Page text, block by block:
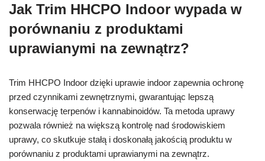
Jak Trim HHCPO Indoor wypada w
porównaniu z produktami
uprawianymi na zewnątrz?
Trim HHCPO Indoor dzięki uprawie indoor zapewnia ochronę
przed czynnikami zewnętrznymi, gwarantując lepszą
konserwację terpenów i kannabinoidów. Ta metoda uprawy
pozwala również na większą kontrolę nad środowiskiem
uprawy, co skutkuje stałą i doskonałą jakością produktu w
porównaniu z produktami uprawianymi na zewnątrz.